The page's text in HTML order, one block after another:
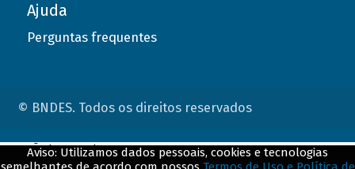
Ajuda
Perguntas frequentes
© BNDES. Todos os direitos reservados
Aviso: Utilizamos dados pessoais, cookies e tecnologias
ConteÃºdo complementar